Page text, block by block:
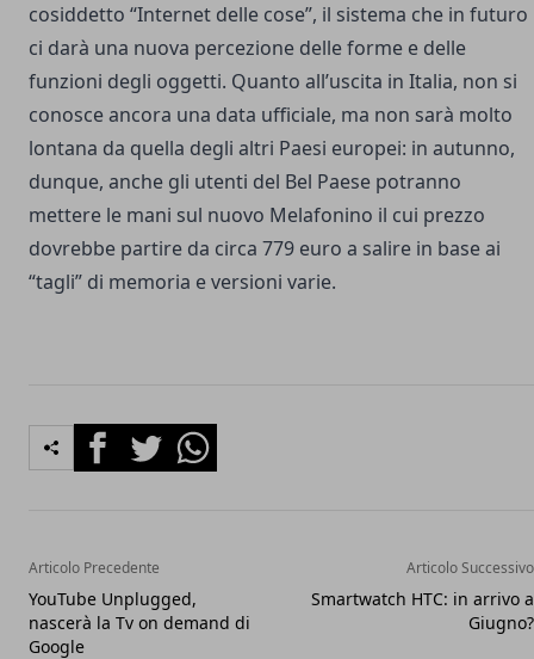
cosiddetto “Internet delle cose”, il sistema che in futuro
ci darà una nuova percezione delle forme e delle
funzioni degli oggetti. Quanto all’uscita in Italia, non si
conosce ancora una data ufficiale, ma non sarà molto
lontana da quella degli altri Paesi europei: in autunno,
dunque, anche gli utenti del Bel Paese potranno
mettere le mani sul nuovo Melafonino il cui prezzo
dovrebbe partire da circa 779 euro a salire in base ai
“tagli” di memoria e versioni varie.
FacebookTwitterWhatsapp
Articolo Precedente
YouTube Unplugged,
nascerà la Tv on demand di
Google
Articolo Successivo
Smartwatch HTC: in arrivo a
Giugno?